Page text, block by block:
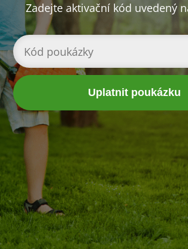
Zadejte aktivační kód uvedený
Uplatnit poukázku